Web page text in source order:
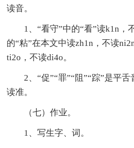
读音。
1、“看守”中的“看”读k1n，
的“粘”在本文中读zh1n，不读
ti2o，不读di4o。
2、“促”“罪”“阻”“踪”是平舌
读准。
（七）作业。
1、写生字、词。